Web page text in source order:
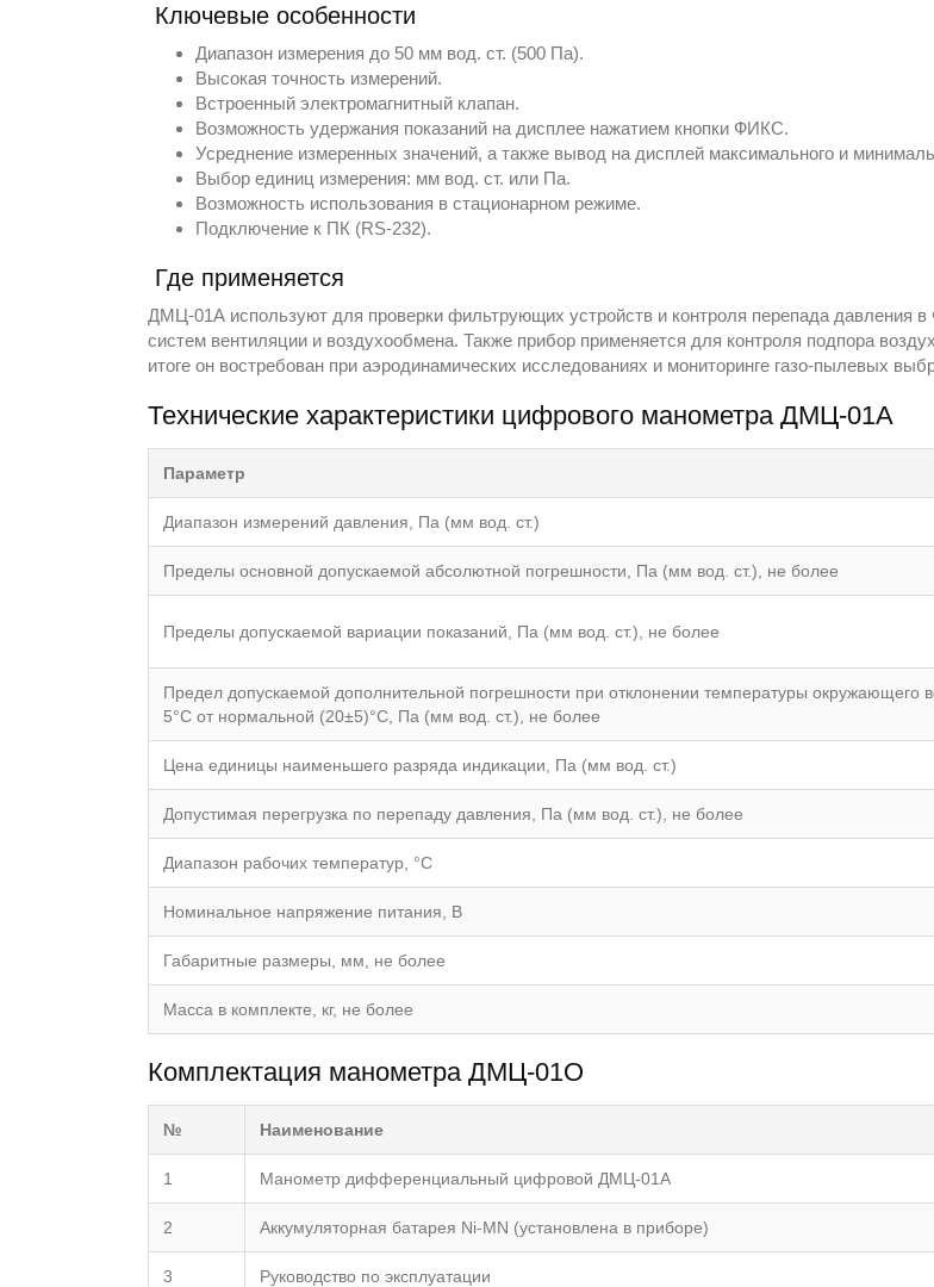
Ключевые особенности
Диапазон измерения до 50 мм вод. ст. (500 Па).
Высокая точность измерений.
Встроенный электромагнитный клапан.
Возможность удержания показаний на дисплее нажатием кнопки ФИКС.
Усреднение измеренных значений, а также вывод на дисплей максимального и
Выбор единиц измерения: мм вод. ст. или Па.
Возможность использования в стационарном режиме.
Подключение к ПК (RS-232).
Где применяется
ДМЦ-01А используют для проверки фильтрующих устройств и контроля перепада давления
систем вентиляции и воздухообмена. Также прибор применяется для контроля подпора
итоге он востребован при аэродинамических исследованиях и мониторинге газо-пылевых
Технические характеристики цифрового манометра ДМЦ-01А
Параметр
Диапазон измерений давления, Па (мм вод. ст.)
Пределы основной допускаемой абсолютной погрешности, Па (мм вод. ст.), не более
Пределы допускаемой вариации показаний, Па (мм вод. ст.), не более
Предел допускаемой дополнительной погрешности при отклонении температуры окружающего
5°C от нормальной (20±5)°C, Па (мм вод. ст.), не более
Цена единицы наименьшего разряда индикации, Па (мм вод. ст.)
Допустимая перегрузка по перепаду давления, Па (мм вод. ст.), не более
Диапазон рабочих температур, °C
Номинальное напряжение питания, В
Габаритные размеры, мм, не более
Масса в комплекте, кг, не более
Комплектация манометра ДМЦ-01О
№ Наименование
1 Манометр дифференциальный цифровой ДМЦ-01А
2 Аккумуляторная батарея Ni-MN (установлена в приборе)
3 Руководство по эксплуатации